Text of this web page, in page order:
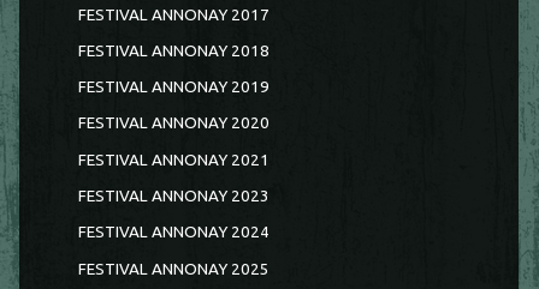
FESTIVAL ANNONAY 2017
FESTIVAL ANNONAY 2018
FESTIVAL ANNONAY 2019
FESTIVAL ANNONAY 2020
FESTIVAL ANNONAY 2021
FESTIVAL ANNONAY 2023
FESTIVAL ANNONAY 2024
FESTIVAL ANNONAY 2025